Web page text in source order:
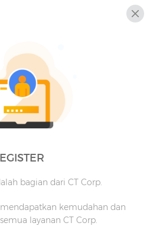
bagian dari CT Corp.
kemudahan dan
layanan CT Corp.